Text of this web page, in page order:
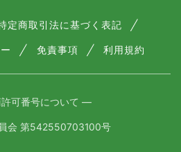
定商取引法に基づく表記
免責事項 利用規約
可番号について ―
会 第542550703100号